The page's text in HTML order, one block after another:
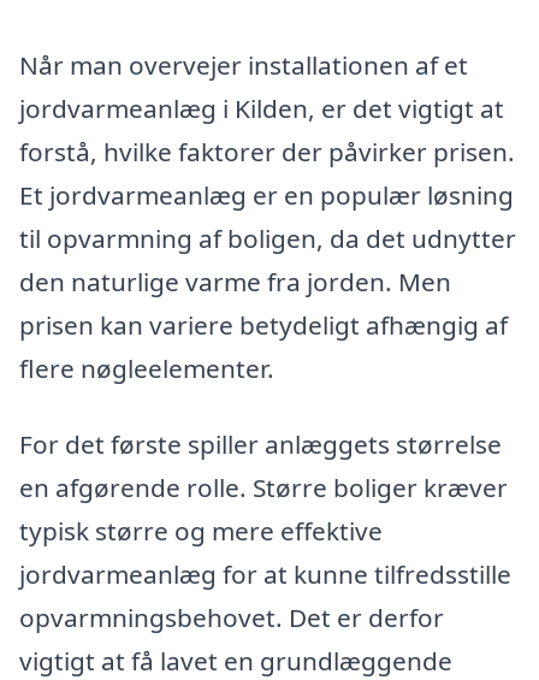
Når man overvejer installationen af et
jordvarmeanlæg i Kilden, er det vigtigt at
forstå, hvilke faktorer der påvirker prisen.
Et jordvarmeanlæg er en populær løsning
til opvarmning af boligen, da det udnytter
den naturlige varme fra jorden. Men
prisen kan variere betydeligt afhængig af
flere nøgleelementer.
For det første spiller anlæggets størrelse
en afgørende rolle. Større boliger kræver
typisk større og mere effektive
jordvarmeanlæg for at kunne tilfredsstille
opvarmningsbehovet. Det er derfor
vigtigt at få lavet en grundlæggende